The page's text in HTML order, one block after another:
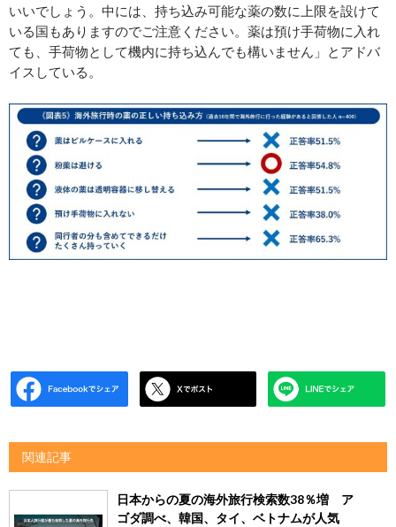
いいでしょう。中には、持ち込み可能な薬の数に上限を設けて
いる国もありますのでご注意ください。薬は預け手荷物に入れ
ても、手荷物として機内に持ち込んでも構いません」とアドバ
イスしている。
関連記事
日本からの夏の海外旅行検索数38％増 ア
ゴダ調べ、韓国、タイ、ベトナムが人気